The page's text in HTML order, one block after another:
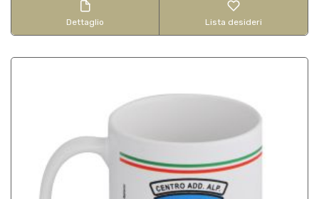
Dettaglio Lista desideri